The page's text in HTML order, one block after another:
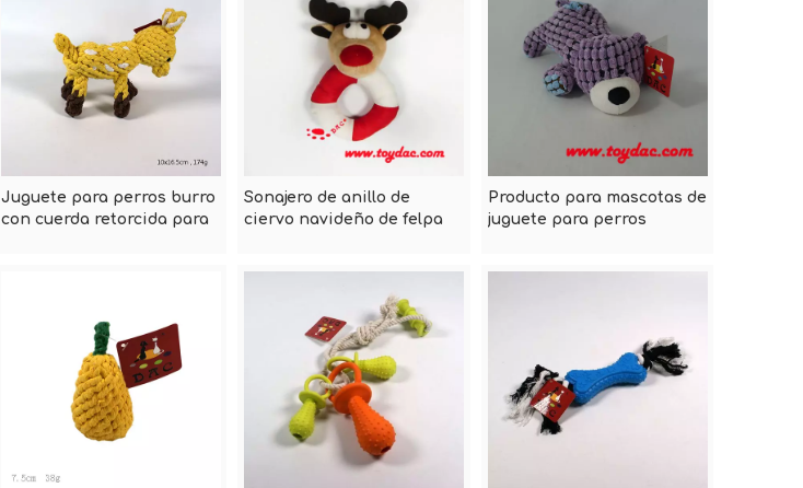
Juguete para perros burro
con cuerda retorcida para
Sonajero de anillo de
ciervo navideño de felpa
Producto para mascotas de
juguete para perros